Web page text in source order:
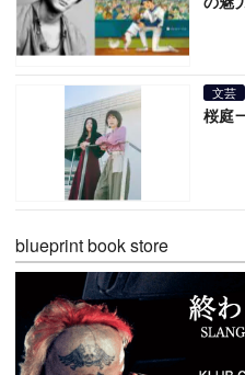
文芸
桜庭
blueprint book store